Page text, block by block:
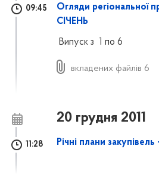
09:45
Огляди регіональної
СІЧЕНЬ
Випуск з 1 по 6
вкладених файлів 6
20 грудня 2011
11:28 Річні плани закупівель